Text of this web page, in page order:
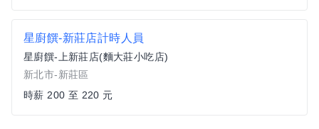
星廚饌-新莊店計時人員
星廚饌-上新莊店(麵大莊小吃店)
新北市-新莊區
時薪 200 至 220 元